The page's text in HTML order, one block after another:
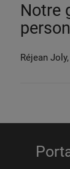
Notre
Réjean